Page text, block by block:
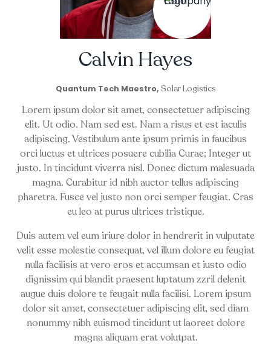
Calvin Hayes
Quantum Tech Maestro, Solar Logistics
Lorem ipsum dolor sit amet, consectetuer adipiscing
elit. Ut odio. Nam sed est. Nam a risus et est iaculis
adipiscing. Vestibulum ante ipsum primis in faucibus
orci luctus et ultrices posuere cubilia Curae; Integer ut
justo. In tincidunt viverra nisl. Donec dictum malesuada
magna. Curabitur id nibh auctor tellus adipiscing
pharetra. Fusce vel justo non orci semper feugiat. Cras
eu leo at purus ultrices tristique.
Duis autem vel eum iriure dolor in hendrerit in vulputate
velit esse molestie consequat, vel illum dolore eu feugiat
nulla facilisis at vero eros et accumsan et iusto odio
dignissim qui blandit praesent luptatum zzril delenit
augue duis dolore te feugait nulla facilisi. Lorem ipsum
dolor sit amet, consectetuer adipiscing elit, sed diam
nonummy nibh euismod tincidunt ut laoreet dolore
magna aliquam erat volutpat.